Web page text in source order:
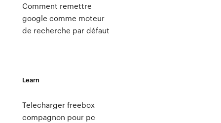
Comment remettre
google comme moteur
de recherche par défaut
Learn
Telecharger freebox
compagnon pour pc